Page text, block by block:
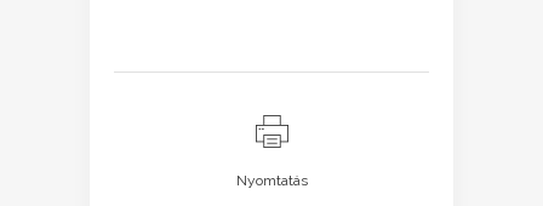
Nyomtatás